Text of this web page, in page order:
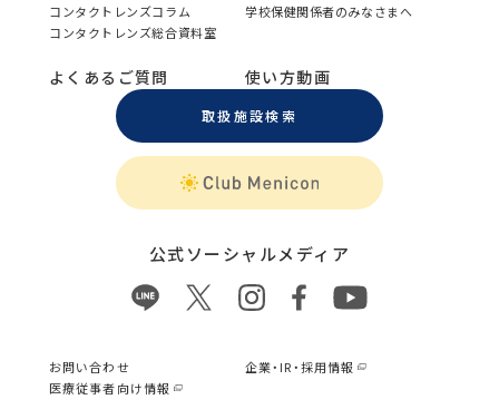
コンタクトレンズコラム
学校保健関係者のみなさまへ
コンタクトレンズ総合資料室
よくあるご質問 使い方動画
取扱施設検索
公式ソーシャルメディア
お問い合わせ
企業・IR・採用情報
医療従事者向け情報